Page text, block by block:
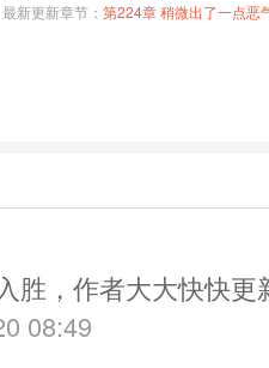
最新更新章节： 第224章 稍微出了一点恶
胜，作者大大快快更
08:49